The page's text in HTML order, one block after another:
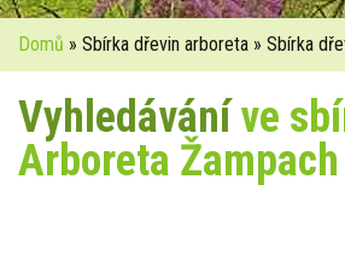
Domů » Sbírka dřevin arboreta » Sbírka
Vyhledáváníve
Arboreta Žampach